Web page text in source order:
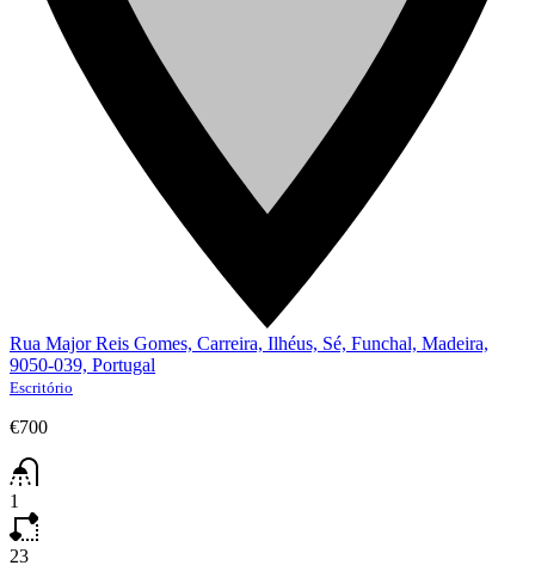
Rua Major Reis Gomes, Carreira, Ilhéus, Sé, Funchal, Madeira,
9050-039, Portugal
Escritório
€700
1
23